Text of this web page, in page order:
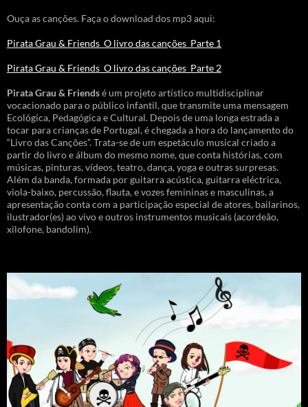
Ouça as canções. Faça o download dos mp3 aqui:
Pirata Grau & Friends_O livro das canções_Parte 1
Pirata Grau & Friends_O livro das canções_Parte 2
Pirata Grau & Friendsé um projeto artístico multidisciplinar
vocacionado para o público infantil, que transmite uma mensagem
Ecológica, Pedagógica e Cultural. Depois de uma longa estrada a
tocar para crianças de Portugal, é chegada a hora do lançamento do
“Livro das Canções”. Trata-se de um espetáculo musical criado a
partir do livro e álbum do mesmo nome, que conta histórias, com
músicas, pinturas, vídeos, teatro, dança, yoga e outras surpresas.
Além da banda, formada por guitarra acústica, guitarra eléctrica,
viola-baixo, percussão, flauta, e vozes femininas e masculinas, a
apresentação conta com a participação especial de atores, bailarinos,
ilustrador(es) ao vivo e outros instrumentos musicais (acordeão,
xilofone, bandolim).